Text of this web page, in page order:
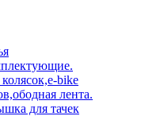
bike
лента.
для тачек